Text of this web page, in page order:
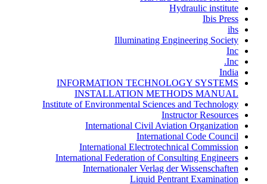
Hydraulic institute
Ibis Press
ihs
Illuminating Engineering Society
Inc
Inc.
India
INFORMATION TECHNOLOGY SYSTEMS
INSTALLATION METHODS MANUAL
Institute of Environmental Sciences and Technology
Instructor Resources
International Civil Aviation Organization
International Code Council
International Electrotechnical Commission
International Federation of Consulting Engineers
Internationaler Verlag der Wissenschaften
Liquid Pentrant Examination